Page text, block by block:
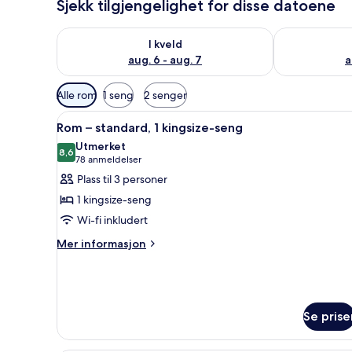
Sjekk tilgjengelighet for disse datoene
I kveld
aug. 6 - aug. 7
Sjekk tilgjengelighet for i kveld, aug. 6 - aug. 7
Sjekk
Tilgjengelige
filtre
for
rom
Alle rom 1 seng 2 senger
Åpne
alle
bildene
av
Rom
–
standard,
1
Safe på rommet, skrivebord,
4
Rom – standard, 1 kingsize-seng
8,68,6 av 10
Utmerket
78 anmeldelser
(78
anmeldelser)
Plass til 3 personer
1 kingsize-seng
Wi-fi inkludert
Mer informasjon
Mer
1
kingsize-
Se